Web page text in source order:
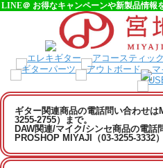
LINE＠ お得なキャンペーンや新製品情報
ギター関連商品の電話問い合わせ
3255-2755）まで。
DAW関連/マイク/シンセ商品の電話
PROSHOP MIYAJI（03-3255-3332）